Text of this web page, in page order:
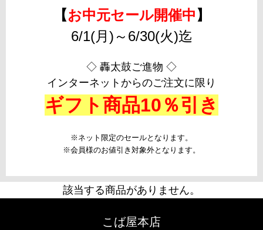
【お中元セール開催中 】
6/1(月)～6/30(火)迄
◇ 轟太鼓ご進物 ◇
インターネットからのご注文に限り
ギフト商品10％引き
※ネット限定のセールとなります。
※会員様のお値引き対象外となります。
該当する商品がありません。
こば屋本店